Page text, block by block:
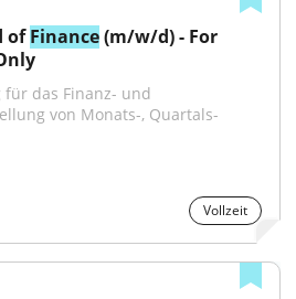
of Finance (m/w/d) - For
das Finanz- und
von Monats-, Quartals-
Vollzeit